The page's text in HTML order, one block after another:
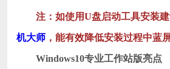
注：如使用U盘启动工具安装建
机大师，能有效降低安装过程中蓝
Windows10专业工作站版亮点